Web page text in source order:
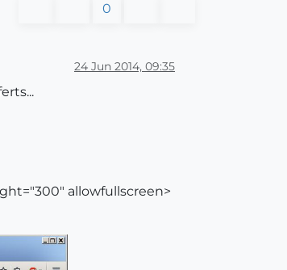
0
24 Jun 2014, 09:35
allowfullscreen>